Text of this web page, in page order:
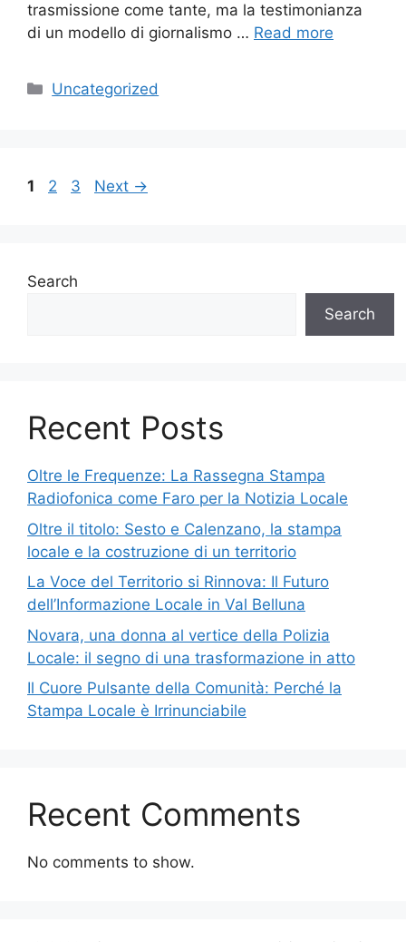
trasmissione come tante, ma la testimonianza
di un modello di giornalismo … Read more
Categories
Uncategorized
Page
1 Page
2 Page
3 Next →
Search
Search
Recent Posts
Oltre le Frequenze: La Rassegna Stampa
Radiofonica come Faro per la Notizia Locale
Oltre il titolo: Sesto e Calenzano, la stampa
locale e la costruzione di un territorio
La Voce del Territorio si Rinnova: Il Futuro
dell’Informazione Locale in Val Belluna
Novara, una donna al vertice della Polizia
Locale: il segno di una trasformazione in atto
Il Cuore Pulsante della Comunità: Perché la
Stampa Locale è Irrinunciabile
Recent Comments
No comments to show.